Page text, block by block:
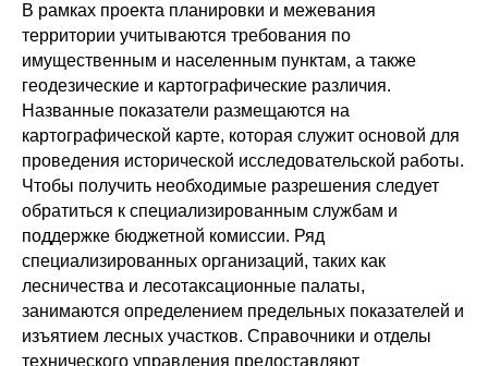
В рамках проекта планировки и межевания
территории учитываются требования по
имущественным и населенным пунктам, а также
геодезические и картографические различия.
Названные показатели размещаются на
картографической карте, которая служит основой для
проведения исторической исследовательской работы.
Чтобы получить необходимые разрешения следует
обратиться к специализированным службам и
поддержке бюджетной комиссии. Ряд
специализированных организаций, таких как
лесничества и лесотаксационные палаты,
занимаются определением предельных показателей и
изъятием лесных участков. Справочники и отделы
технического управления предоставляют